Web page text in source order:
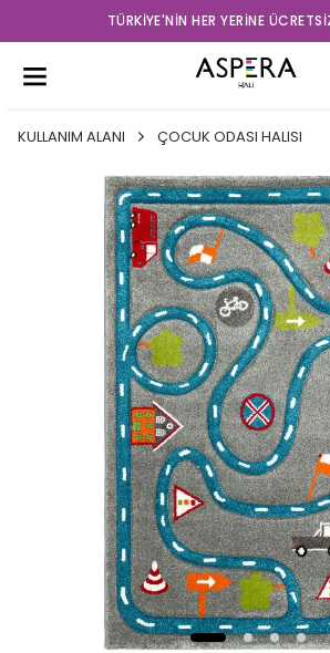
TÜRKIYE'NIN HER YERINE
KULLANIM ALANI ÇOCUK ODASI HALISI